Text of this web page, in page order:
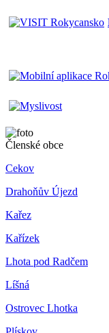
Členské obce
Cekov
Drahoňův Újezd
Kařez
Kařízek
Lhota pod Radčem
Líšná
Ostrovec Lhotka